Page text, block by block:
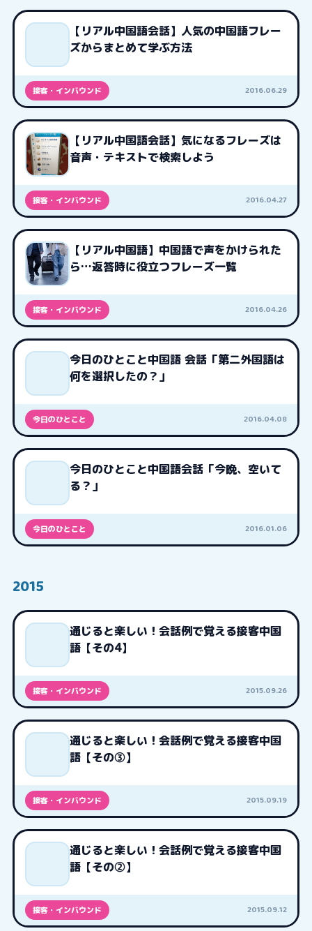
【リアル中国語会話】人気の中国語フレー
ズからまとめて学ぶ方法
接客・インバウンド 2016.06.29
【リアル中国語会話】気になるフレーズは
音声・テキストで検索しよう
接客・インバウンド 2016.04.27
【リアル中国語】中国語で声をかけられた
ら…返答時に役立つフレーズ一覧
接客・インバウンド 2016.04.26
今日のひとこと中国語 会話「第二外国語は
何を選択したの？」
今日のひとこと 2016.04.08
今日のひとこと中国語会話「今晩、空いて
る？」
今日のひとこと 2016.01.06
2015
通じると楽しい！会話例で覚える接客中国
語【その4】
接客・インバウンド 2015.09.26
通じると楽しい！会話例で覚える接客中国
語【その③】
接客・インバウンド 2015.09.19
通じると楽しい！会話例で覚える接客中国
語【その②】
接客・インバウンド 2015.09.12